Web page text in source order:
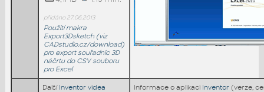
přidáno 27.06.2013
Použití makra
Export3Dsketch (viz
CADstudio.cz/download)
pro export souřadnic 3D
náčrtu do CSV souboru
pro Excel
Další Inventor videa Informace o aplikaci Inventor (verze,